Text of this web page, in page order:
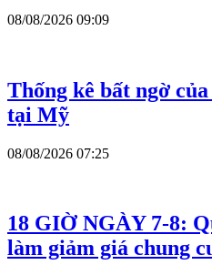
08/08/2026 09:09
Thống kê bất ngờ
tại Mỹ
08/08/2026 07:25
18 GIỜ NGÀY 7-8:
làm giảm giá chung